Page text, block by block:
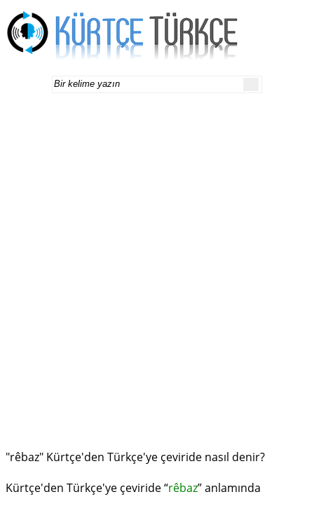
"rêbaz" Kürtçe'den Türkçe'ye çeviride nasıl denir?
Kürtçe'den Türkçe'ye çeviride “rêbaz” anlamında